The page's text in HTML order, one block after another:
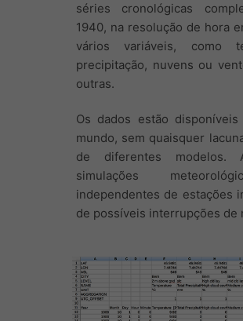
séries cronológicas
1940, na resolução de hora
vários variáveis, como
precipitação, nuvens ou
outras.
Os dados estão
mundo, sem quaisquer
de diferentes modelos.
simulações
independentes de estações
de possíveis interrupções de